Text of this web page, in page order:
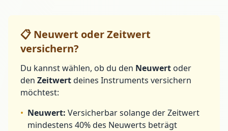
📋 Neuwert oder Zeitwert
versichern?
Du kannst wählen, ob du den Neuwert oder
den Zeitwertdeines Instruments versichern
möchtest:
• Neuwert: Versicherbar solange der Zeitwert
mindestens 40% des Neuwerts beträgt